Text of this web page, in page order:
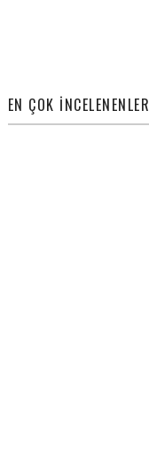
EN ÇOK İNCELENENLER